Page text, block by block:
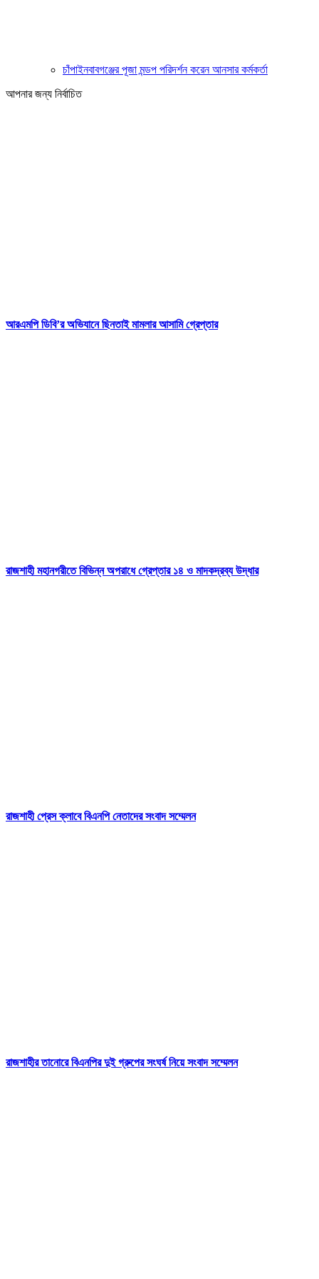
চাঁপাইনবাবগঞ্জের পূজা মন্ডপ পরিদর্শন করেন আনসার কর্মকর্তা
আপনার জন্য নির্বাচিত
আরএমপি ডিবি’র অভিযানে ছিনতাই মামলার আসামি গ্রেপ্তার
রাজশাহী মহানগরীতে বিভিন্ন অপরাধে গ্রেপ্তার ১৪ ও মাদকদ্রব্য উদ্ধার
রাজশাহী প্রেস ক্লাবে বিএনপি নেতাদের সংবাদ সম্মেলন
রাজশাহীর তানোরে বিএনপির দুই গ্রুপের সংঘর্ষ নিয়ে সংবাদ সম্মেলন